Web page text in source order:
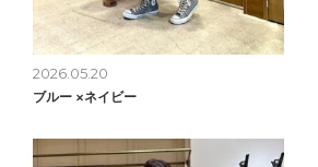
2026.05.20
ブルー ×ネイビー